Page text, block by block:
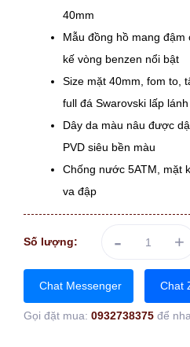
40mm
Mẫu đồng hồ mang
kế vòng benzen nổi bật
Size mặt 40mm, fom to,
full đá Swarovski lấp lánh
Dây da màu nâu được
PVD siêu bền màu
Chống nước 5ATM, mặt
va đập
Số lượng: - +
Chat Messenger Chat
Gọi đặt mua: 0932738375 để